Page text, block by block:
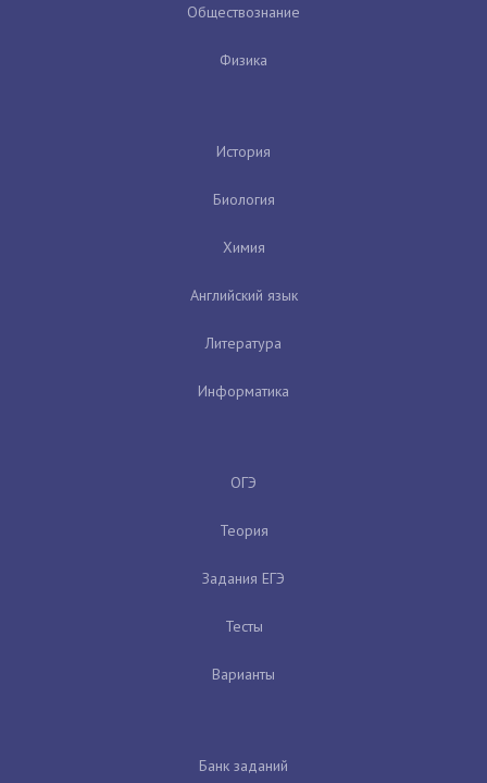
Обществознание
Физика
История
Биология
Химия
Английский язык
Литература
Информатика
ОГЭ
Теория
Задания ЕГЭ
Тесты
Варианты
Банк заданий